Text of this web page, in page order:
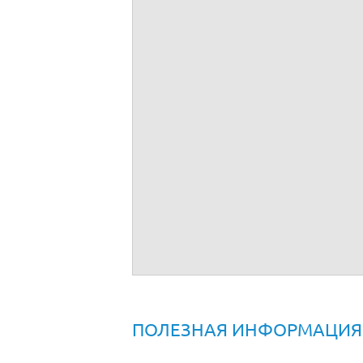
ПОЛЕЗНАЯ ИНФОРМАЦИЯ